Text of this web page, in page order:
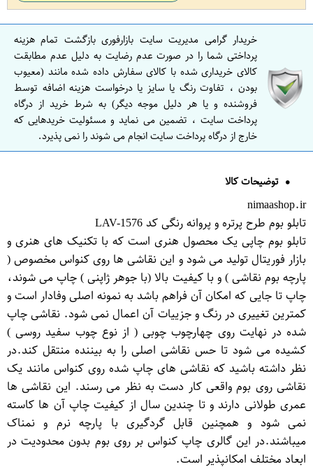
خریدار گرامی مدیریت سایت بازارفوری بازگشت تمام هزینه
پرداختی شما را در صورت عدم رضایت به دلیل عدم مطابقت
کالای خریداری شده با کالای سفارش داده شده مانند (معیوب
بودن ، تفاوت رنگ یا سایز یا درخواست هزینه اضافه توسط
فروشنده و یا هر دلیل موجه دیگر) به شرط خرید از درگاه
پرداخت سایت ، تضمین می نماید و مسئولیت خریدهایی که
خارج از درگاه پرداخت سایت انجام می شوند را نمی پذیرد.
توضیحات کالا
nimaashop.ir
تابلو بوم طرح پرتره و پروانه رنگی کد LAV-1576
تابلو بوم چاپی یک محصول هنری است که با تکنیک های هنری و
بازار فوریتال تولید می شود و این نقاشی ها روی کنواس مخصوص (
پارچه بوم نقاشی ) و با کیفیت بالا (با جوهر ژاپنی ) چاپ می شوند،
چاپ تا جایی که امکان آن فراهم باشد به نمونه اصلی وفادار است و
کمترین تغییری در رنگ و جزییات آن اعمال نمی شود. نقاشی چاپ
شده در نهایت روی چهارچوب چوبی ( از نوع چوب سفید روسی )
کشیده می شود تا حس نقاشی اصلی را به بیننده منتقل کند.در
نظر داشته باشید که نقاشی های چاپ شده روی کنواس مانند یک
نقاشی روی بوم واقعی کار دست به نظر می رسند. این نقاشی ها
عمری طولانی دارند و تا چندین سال از کیفیت چاپ آن ها کاسته
نمی شود و همچنین قابل گردگیری با پارچه نرم و نمناک
میباشند.در این گالری چاپ کنواس بر روی بوم بدون محدودیت در
ابعاد مختلف امکانپذیر است.